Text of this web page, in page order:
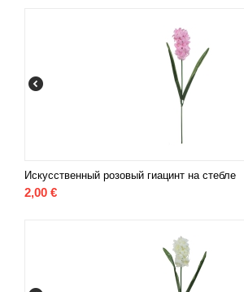
Искусственный розовый гиацинт на стебле
2,00 €